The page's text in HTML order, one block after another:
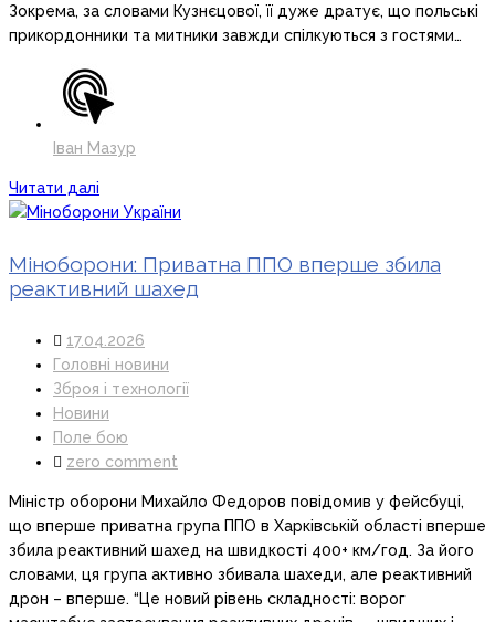
Зокрема, за словами Кузнєцової, її дуже дратує, що польські
прикордонники та митники завжди спілкуються з гостями…
Іван Мазур
Читати далі
Міноборони: Приватна ППО вперше збила
реактивний шахед
17.04.2026
Головні новини
Зброя і технології
Новини
Поле бою
zero comment
Міністр оборони Михайло Федоров повідомив у фейсбуці,
що вперше приватна група ППО в Харківській області вперше
збила реактивний шахед на швидкості 400+ км/год. За його
словами, ця група активно збивала шахеди, але реактивний
дрон – вперше. “Це новий рівень складності: ворог